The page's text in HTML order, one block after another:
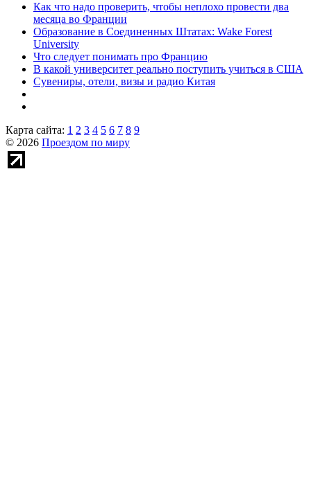
Как что надо проверить, чтобы неплохо провести два
месяца во Франции
Образование в Соединенных Штатах: Wake Forest
University
Что следует понимать про Францию
В какой университет реально поступить учиться в США
Сувениры, отели, визы и радио Китая
Карта сайта: 1 2 3 4 5 6 7 8 9
© 2026 Проездом по миру